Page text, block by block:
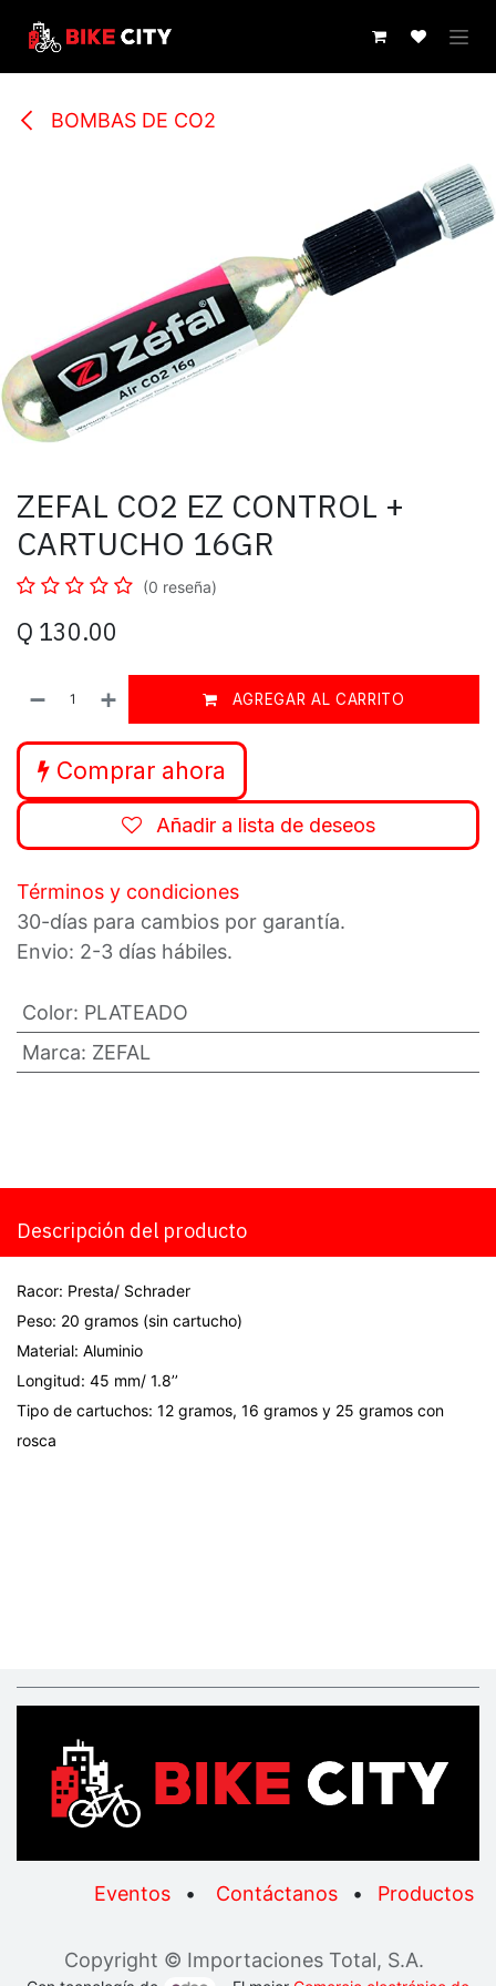
BOMBAS DE CO2
ZEFAL CO2 EZ CONTROL +
CARTUCHO 16GR
(0 reseña)
Q 130.00
AGREGAR AL CARRITO
Comprar ahora
Añadir a lista de deseos
Términos y condiciones
30-días para cambios por garantía.
Envio: 2-3 días hábiles.
Color: PLATEADO
Marca: ZEFAL
Descripción del producto
Racor: Presta/ Schrader
Peso: 20 gramos (sin cartucho)
Material: Aluminio
Longitud: 45 mm/ 1.8’’
Tipo de cartuchos: 12 gramos, 16 gramos y 25 gramos con
rosca
Eventos • Contáctanos • Productos
Copyright © Importaciones Total, S.A.